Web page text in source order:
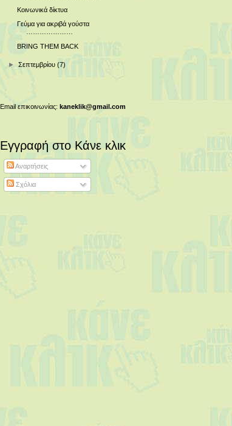
Κοινωνικά δίκτυα
Γεύμα για ακριβά γούστα
BRING THEM BACK
►Σεπτεμβρίου(7)
Email επικοινωνίας: kaneklik@gmail.com
Εγγραφή στο Κάνε κλικ
Αναρτήσεις
Σχόλια